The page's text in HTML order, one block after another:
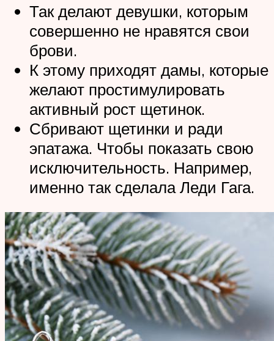
Так делают девушки, которым
совершенно не нравятся свои
брови.
К этому приходят дамы, которые
желают простимулировать
активный рост щетинок.
Сбривают щетинки и ради
эпатажа. Чтобы показать свою
исключительность. Например,
именно так сделала Леди Гага.